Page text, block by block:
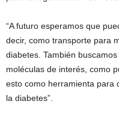
“A futuro esperamos que
decir, como transporte para
diabetes. También
moléculas de interés, como
esto como herramienta para
la diabetes”.